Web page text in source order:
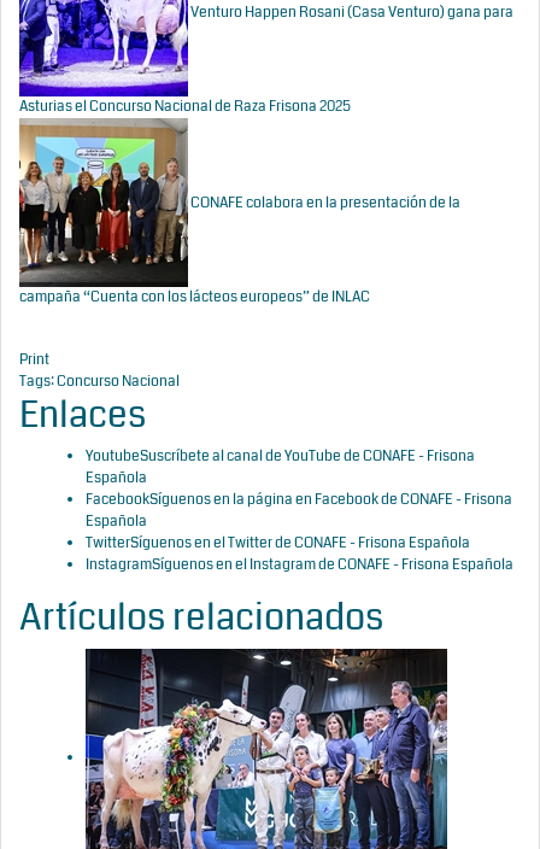
Venturo Happen Rosani (Casa Venturo) gana para
Asturias el Concurso Nacional de Raza Frisona 2025
CONAFE colabora en la presentación de la
campaña “Cuenta con los lácteos europeos” de INLAC
Print
Tags:Concurso Nacional
Enlaces
YoutubeSuscríbete al canal de YouTube de CONAFE - Frisona
Española
FacebookSíguenos en la página en Facebook de CONAFE - Frisona
Española
TwitterSíguenos en el Twitter de CONAFE - Frisona Española
InstagramSíguenos en el Instagram de CONAFE - Frisona Española
Artículos relacionados